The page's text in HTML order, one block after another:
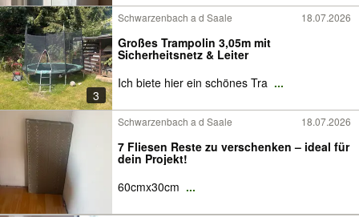
3
Schwarzenbach a d Saale 18.07.2026
Großes Trampolin 3,05m mit
Sicherheitsnetz & Leiter
Ich biete hier ein schönes Tra ...
Schwarzenbach a d Saale 18.07.2026
7 Fliesen Reste zu verschenken – ideal für
dein Projekt!
60cmx30cm ...